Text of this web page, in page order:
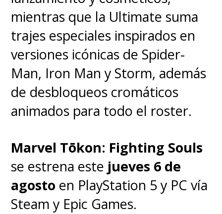
mientras que la Ultimate suma
trajes especiales inspirados en
versiones icónicas de Spider-
Man, Iron Man y Storm, además
de desbloqueos cromáticos
animados para todo el roster.
Marvel Tōkon: Fighting Souls
se estrena este jueves 6 de
agosto en PlayStation 5 y PC vía
Steam y Epic Games.